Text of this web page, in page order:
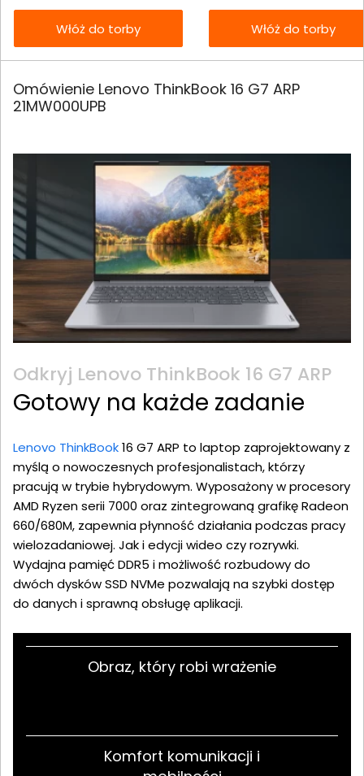
Włóż do torby Włóż do torby
Omówienie Lenovo ThinkBook 16 G7 ARP
21MW000UPB
Odkryj Lenovo ThinkBook 16 G7 ARP
Gotowy na każde zadanie
Lenovo ThinkBook16 G7 ARP to laptop zaprojektowany z
myślą o nowoczesnych profesjonalistach, którzy
pracują w trybie hybrydowym. Wyposażony w procesory
AMD Ryzen serii 7000 oraz zintegrowaną grafikę Radeon
660/680M, zapewnia płynność działania podczas pracy
wielozadaniowej. Jak i edycji wideo czy rozrywki.
Wydajna pamięć DDR5 i możliwość rozbudowy do
dwóch dysków SSD NVMe pozwalają na szybki dostęp
do danych i sprawną obsługę aplikacji.
Obraz, który robi wrażenie
Komfort komunikacji i